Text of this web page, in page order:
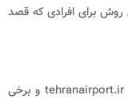
روش برای افرادی که قصد
برای سهولت بیشتر، سامانه هایی مانند tehranairport.ir و برخی